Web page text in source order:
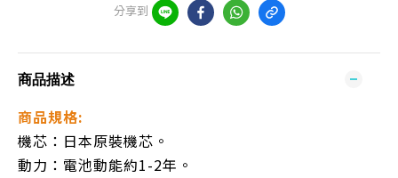
分享到
商品描述
商品規格:
機芯：日本原裝機芯。
動力：電池動能約1-2年。